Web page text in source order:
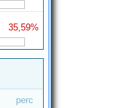
35,59%
perc